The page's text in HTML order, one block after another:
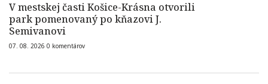
V mestskej časti Košice-Krásna otvorili
park pomenovaný po kňazovi J.
Semivanovi
07. 08. 2026 0 komentárov